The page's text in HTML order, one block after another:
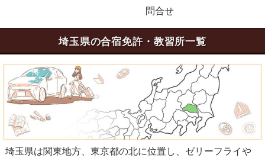
問合せ
埼玉県の合宿免許・教習所一覧
埼玉県は関東地方、東京都の北に位置し、ゼリーフライや